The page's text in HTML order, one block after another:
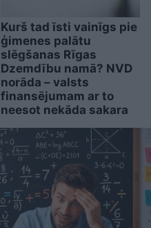
Kurš tad īsti vainīgs pie
ģimenes palātu
slēgšanas Rīgas
Dzemdību namā? NVD
norāda – valsts
finansējumam ar to
neesot nekāda sakara